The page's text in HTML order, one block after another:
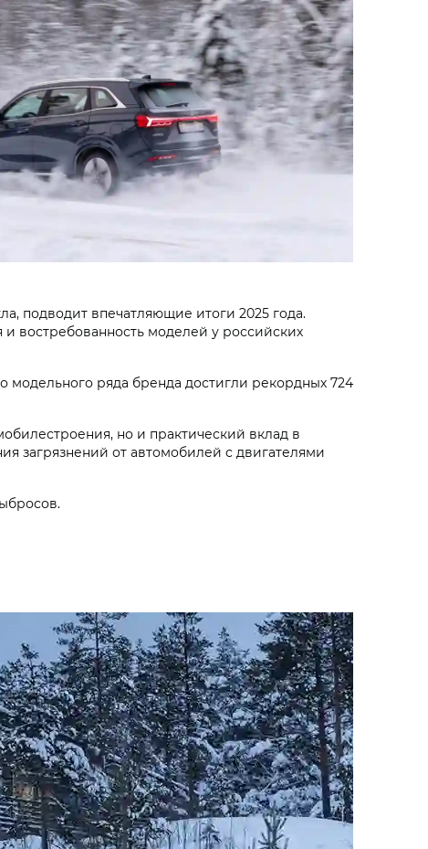
подводит впечатляющие итоги 2025 года.
востребованность моделей у российских
модельного ряда бренда достигли рекордных 724
но и практический вклад в
загрязнений от автомобилей с двигателями